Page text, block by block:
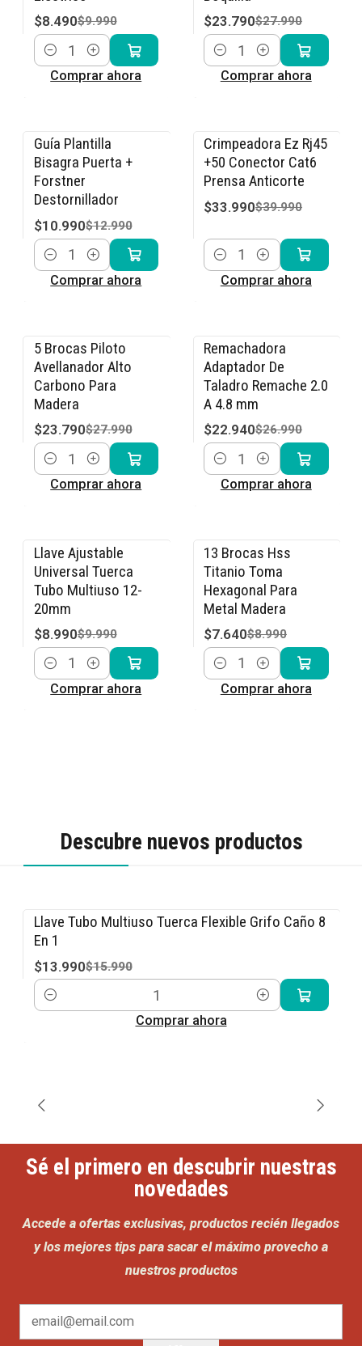
$8.490$9.990
Cantidad
Comprar ahora
$23.790$27.990
Cantidad
Comprar ahora
-15% OFF
Guía Plantilla
Bisagra Puerta +
Forstner
Destornillador
$10.990$12.990
Cantidad
Comprar ahora
-15% OFF
Crimpeadora Ez Rj45
+50 Conector Cat6
Prensa Anticorte
$33.990$39.990
Cantidad
Comprar ahora
-15% OFF
5 Brocas Piloto
Avellanador Alto
Carbono Para
Madera
$23.790$27.990
Cantidad
Comprar ahora
-15% OFF
Remachadora
Adaptador De
Taladro Remache 2.0
A 4.8 mm
$22.940$26.990
Cantidad
Comprar ahora
-10% OFF
Llave Ajustable
Universal Tuerca
Tubo Multiuso 12-
20mm
$8.990$9.990
Cantidad
Comprar ahora
-15% OFF
13 Brocas Hss
Titanio Toma
Hexagonal Para
Metal Madera
$7.640$8.990
Cantidad
Comprar ahora
Descubre nuevos productos
-13% OFF
Llave Tubo Multiuso Tuerca Flexible Grifo Caño 8
En 1
$13.990$15.990
Cantidad
Comprar ahora
Sé el primero en descubrir nuestras
novedades
Accede a ofertas exclusivas, productos recién llegados
y los mejores tips para sacar el máximo provecho a
nuestros productos